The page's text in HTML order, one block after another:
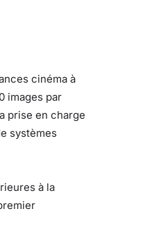
cinéma à
images par
prise en charge
systèmes
à la